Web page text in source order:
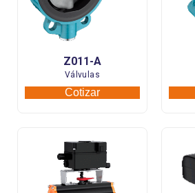
Válvulas
Z011-A
Cotizar